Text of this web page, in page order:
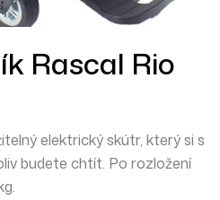
Rascal Rio
elektrický skútr, který si s
budete chtít. Po rozložení